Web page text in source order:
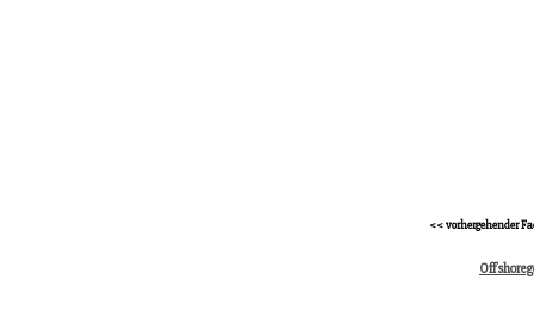
<< vorhergehender